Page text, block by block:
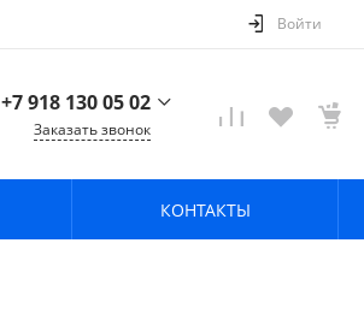
Войти
+7 918 130 05 02
Заказать звонок
КОНТАКТЫ